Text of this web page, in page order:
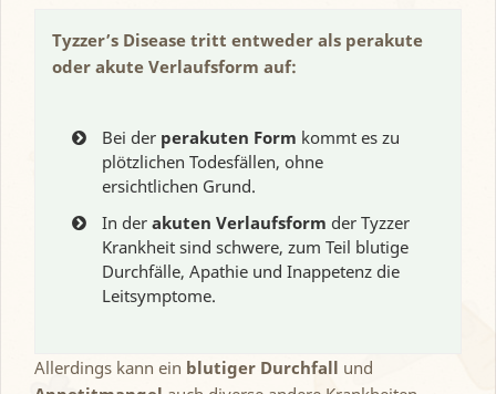
Tyzzer’s Disease tritt entweder als perakute
oder akute Verlaufsform auf:
Bei der perakuten Form kommt es zu
plötzlichen Todesfällen, ohne
ersichtlichen Grund.
In der akuten Verlaufsform der Tyzzer
Krankheit sind schwere, zum Teil blutige
Durchfälle, Apathie und Inappetenz die
Leitsymptome.
Allerdings kann ein blutiger Durchfall und